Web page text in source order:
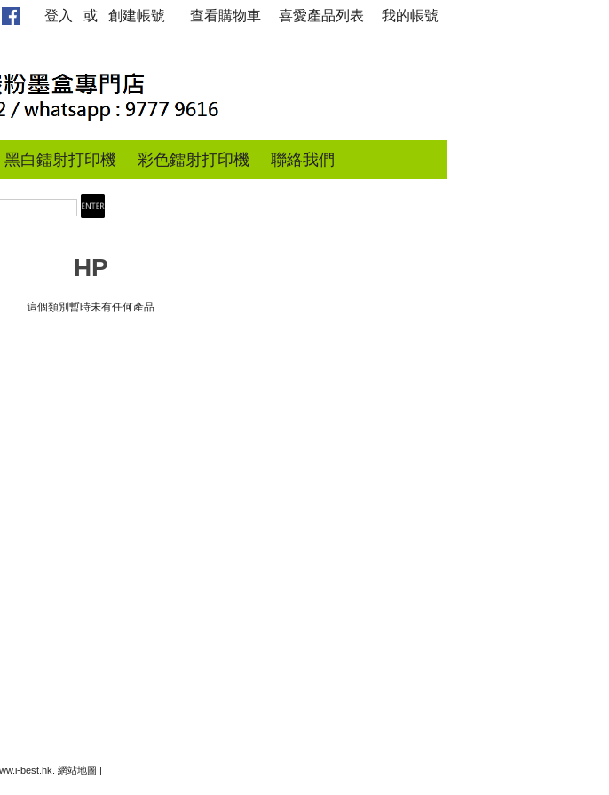
我的帳號
喜愛產品列表
查看購物車
登入 或 創建帳號
黑白鐳射打印機 彩色鐳射打印機 聯絡我們
HP
這個類別暫時未有任何產品
best.hk. 網站地圖 |